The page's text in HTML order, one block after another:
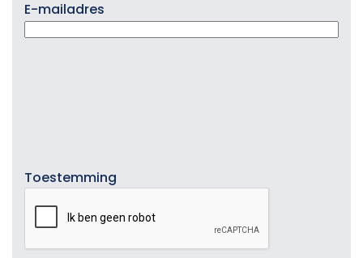
E-mailadres
Toestemming